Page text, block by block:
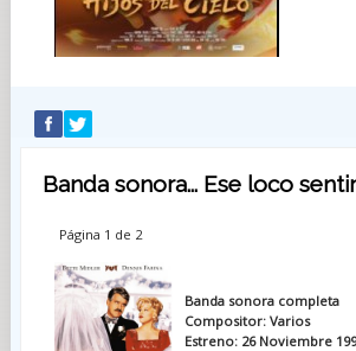
Banda sonora... Ese loco
Página 1 de 2
Banda sonora completa
Compositor: Varios
Estreno: 26 Noviembre